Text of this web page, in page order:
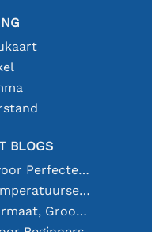
BLOGS
Solderen als een Pro: Tips voor Perfecte Elektronische Verbindingen
Het Kiezen van de Juiste Temperatuursensor [youtube]
18650 Batterijen: Klein in Formaat, Groot in Prestatie